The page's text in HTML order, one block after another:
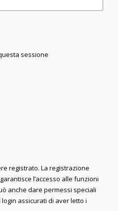
sessione
registrato. La registrazione
l’accesso alle funzioni
anche dare permessi speciali
assicurati di aver letto i